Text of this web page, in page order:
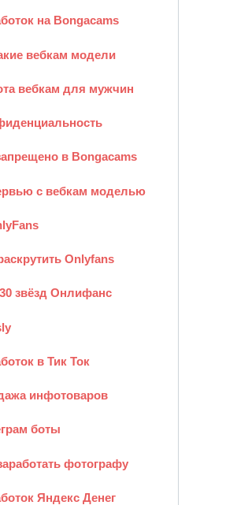
на Bongacams
вебкам модели
вебкам для мужчин
в Bongacams
с вебкам моделью
Onlyfans
звёзд Онлифанс
в Тик Ток
инфотоваров
боты
фотографу
Яндекс Денег